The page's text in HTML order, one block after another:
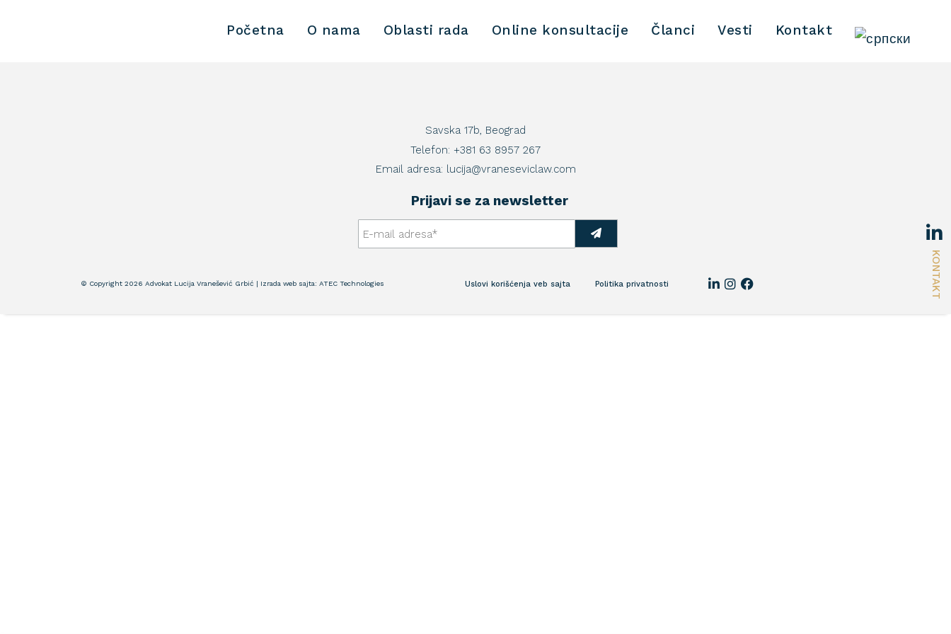
KONTAKT
Početna O nama Oblasti rada Online konsultacije Članci Vesti Kontakt
Savska 17b, Beograd
Telefon: +381 63 8957 267
Email adresa: lucija@vraneseviclaw.com
Prijavi se za newsletter
© Copyright 2026 Advokat Lucija Vranešević Grbić | Izrada web sajta: ATEC Technologies Politika privatnosti
Uslovi korišćenja veb sajta